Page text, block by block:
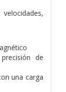
de
una carga